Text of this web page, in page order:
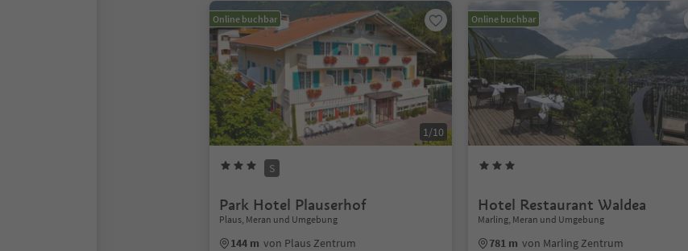
Online buchbar
1/10
S
Park Hotel Plauserhof
Plaus, Meran und Umgebung
144 m von Plaus Zentrum
Online buchbar
Hotel Restaurant Waldea
Marling, Meran und Umgebung
781 m von Marling Zentrum